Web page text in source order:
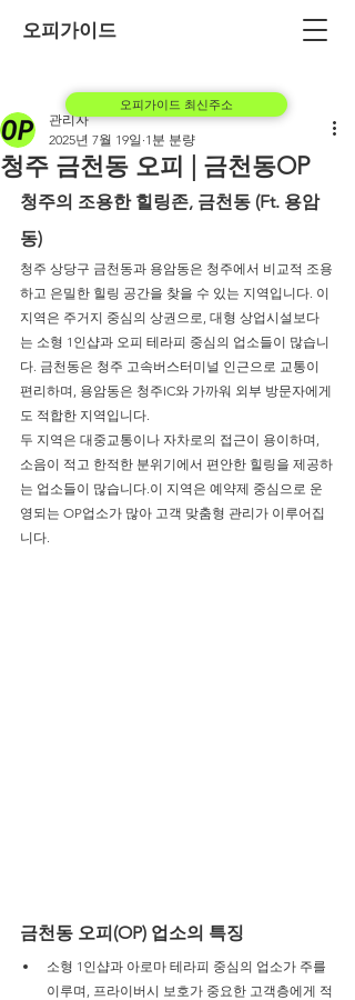
오피가이드
청주 금천동 오피 | 금천동OP
관리자
2025년 7월 19일 1분 분량
청주의 조용한 힐링존, 금천동 (Ft. 용암
동)
청주 상당구 금천동과 용암동은 청주에서 비교적 조용
하고 은밀한 힐링 공간을 찾을 수 있는 지역입니다. 이
지역은 주거지 중심의 상권으로, 대형 상업시설보다
는 소형 1인샵과 오피 테라피 중심의 업소들이 많습니
다. 금천동은 청주 고속버스터미널 인근으로 교통이
편리하며, 용암동은 청주IC와 가까워 외부 방문자에게
도 적합한 지역입니다.
두 지역은 대중교통이나 자차로의 접근이 용이하며,
소음이 적고 한적한 분위기에서 편안한 힐링을 제공하
는 업소들이 많습니다.이 지역은 예약제 중심으로 운
영되는 OP업소가 많아 고객 맞춤형 관리가 이루어집
니다.
금천동 오피(OP) 업소의 특징
소형 1인샵과 아로마 테라피 중심의 업소가 주를
이루며, 프라이버시 보호가 중요한 고객층에게 적
오피가이드 최신주소